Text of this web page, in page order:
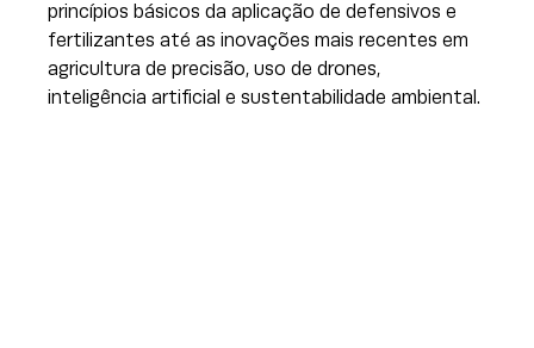
princípios básicos da aplicação de defensivos e
fertilizantes até as inovações mais recentes em
agricultura de precisão, uso de drones,
inteligência artificial e sustentabilidade ambiental.